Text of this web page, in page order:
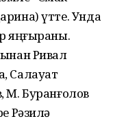
үтте. Унда
яңғыраны.
Ривал
Салауат
М. Буранғолов
Рәзилә